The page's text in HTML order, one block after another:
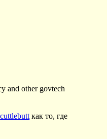
and other govtech
как то, где